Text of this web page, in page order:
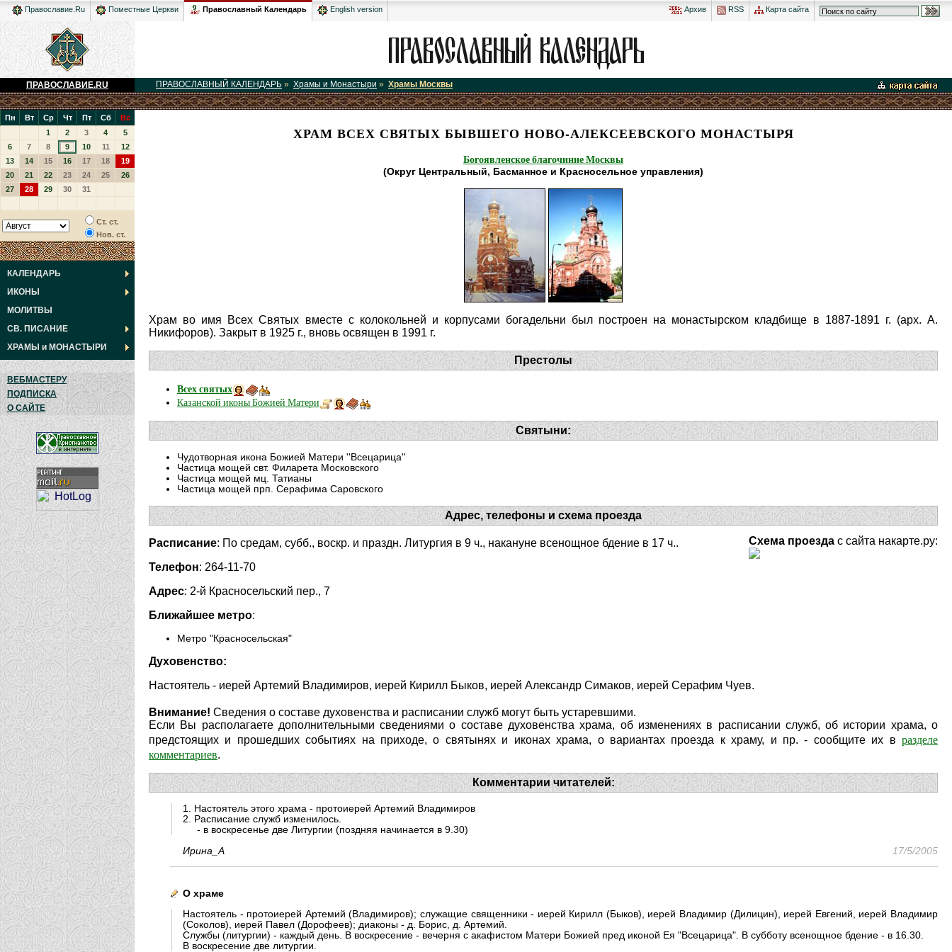
Архив RSS Карта сайта
Православие.Ru Поместные Церкви Православный Календарь English version
ПРАВОСЛАВИЕ.RU ПРАВОСЛАВНЫЙ КАЛЕНДАРЬ » Храмы и Монастыри » Храмы Москвы
Пн Вт Ср Чт Пт Сб
Вс
1
2 3 4
5
6
7 8 9 10 11
12
13
14 15 16 17 18
19
20
21 22 23 24 25
26
27
28 29 30 31
Ст. ст.
Нов. ст.
КАЛЕНДАРЬ
ИКОНЫ
МОЛИТВЫ
СВ. ПИСАНИЕ
ХРАМЫ и МОНАСТЫРИ
ВЕБМАСТЕРУ
ПОДПИСКА
О САЙТЕ
ХРАМ ВСЕХ СВЯТЫХ БЫВШЕГО НОВО-АЛЕКСЕЕВСКОГО МОНАСТЫРЯ
Богоявленское благочиние Москвы
(Округ Центральный, Басманное и Красносельное управления)
Храм во имя Всех Святых вместе с колокольней и корпусами богадельни был построен на монастырском кладбище в 1887-1891 г. (арх. А.
Никифоров). Закрыт в 1925 г., вновь освящен в 1991 г.
Престолы
Всех святых
Казанской иконы Божией Матери
Святыни:
Чудотворная икона Божией Матери ''Всецарица''
Частица мощей свт. Филарета Московского
Частица мощей мц. Татианы
Частица мощей прп. Серафима Саровского
Адрес, телефоны и схема проезда
Схема проезда с сайта накарте.ру:
Расписание: По средам, субб., воскр. и праздн. Литургия в 9 ч., накануне всенощное бдение в 17 ч..
Телефон: 264-11-70
Адрес: 2-й Красносельский пер., 7
Ближайшее метро:
Метро "Красносельская"
Духовенство:
Настоятель - иерей Артемий Владимиров, иерей Кирилл Быков, иерей Александр Симаков, иерей Серафим Чуев.
Внимание! Сведения о составе духовенства и расписании служб могут быть устаревшими.
Если Вы располагаете дополнительными сведениями о составе духовенства храма, об изменениях в расписании служб, об истории храма, о
предстоящих и прошедших событиях на приходе, о святынях и иконах храма, о вариантах проезда к храму, и пр. - сообщите их в разделе
комментариев.
Комментарии читателей:
1. Настоятель этого храма - протоиерей Артемий Владимиров
2. Расписание служб изменилось.
- в воскресенье две Литургии (поздняя начинается в 9.30)
17/5/2005
Ирина_А
О храме
Настоятель - протоиерей Артемий (Владимиров); служащие священники - иерей Кирилл (Быков), иерей Владимир (Дилицин), иерей Евгений, иерей Владимир
(Соколов), иерей Павел (Дорофеев); диаконы - д. Борис, д. Артемий.
Службы (литургии) - каждый день. В воскресение - вечерня с акафистом Матери Божией пред иконой Ея "Всецарица". В субботу всенощное бдение - в 16.30.
В воскресение две литургии.